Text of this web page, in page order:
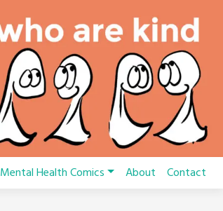
Mental Health Comics About Contact